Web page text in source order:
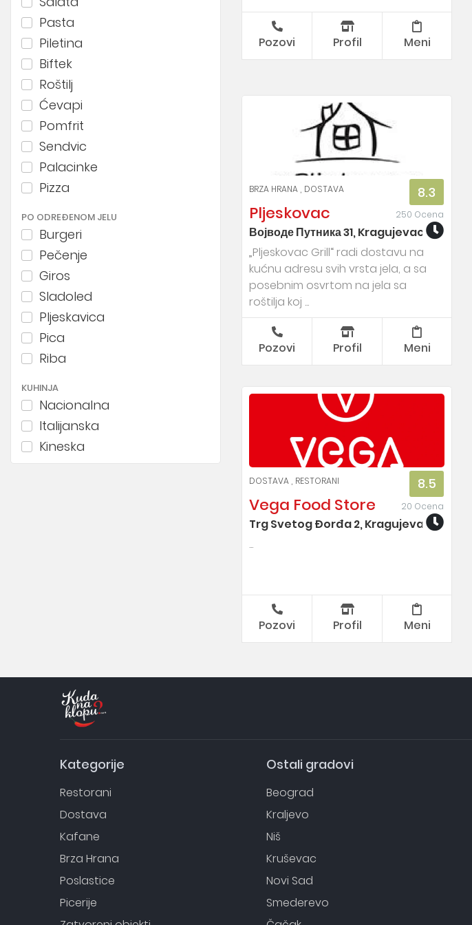
Pasta
Piletina
Biftek
Roštilj
Ćevapi
Pomfrit
Sendvic
Palacinke
Pizza
PO ODREĐENOM JELU
Burgeri
Pečenje
Giros
Sladoled
Pljeskavica
Pica
Riba
KUHINJA
Nacionalna
Italijanska
Kineska
Japanska
Pozovi Profil Meni
8.3
250 Ocena
BRZA HRANA DOSTAVA
Pljeskovac
Војводе Путника 31, Kragujevac
„Pljeskovac Grill“ radi dostavu na
kućnu adresu svih vrsta jela, a sa
posebnim osvrtom na jela sa
roštilja koj ...
Pozovi Profil Meni
8.5
20 Ocena
DOSTAVA RESTORANI
Vega Food Store
Trg Svetog Đorđa 2, Kragujevac
...
Pozovi Profil Meni
Kategorije
Restorani
Dostava
Kafane
Brza Hrana
Poslastice
Picerije
Ostali gradovi
Beograd
Kraljevo
Niš
Kruševac
Novi Sad
Smederevo